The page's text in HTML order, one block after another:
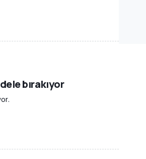
bırakıyor